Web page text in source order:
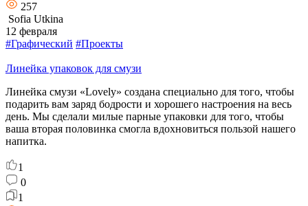
257
Sofia Utkina
12 февраля
#Графический #Проекты
Линейка упаковок для смузи
Линейка смузи «Lovely» создана специально для того, чтобы
подарить вам заряд бодрости и хорошего настроения на весь
день. Мы сделали милые парные упаковки для того, чтобы
ваша вторая половинка смогла вдохновиться пользой нашего
напитка.
1
0
1